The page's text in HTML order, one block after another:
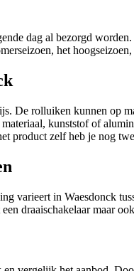
dag al bezorgd
het
De rolluiken kunnen op
kunststof of
product zelf heb je nog
varieert in Waesdonck
draaischakelaar maar